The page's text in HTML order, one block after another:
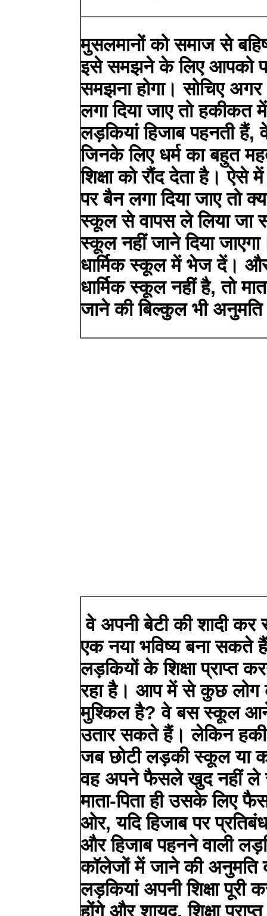
मुसलमानों को समाज से
इसे समझने के लिए आपको
समझना होगा। सोचिए
लगा दिया जाए तो हकीकत
लड़कियां हिजाब पहनती हैं,
जिनके लिए धर्म का बहुत
शिक्षा को रौंद देता है। ऐसे
पर बैन लगा दिया जाए तो
स्कूल से वापस ले लिया
स्कूल नहीं जाने दिया
धार्मिक स्कूल में भेज दें।
धार्मिक स्कूल नहीं है, तो
जाने की बिल्कुल भी
वे अपनी बेटी की शादी
एक नया भविष्य बना
लड़कियों के शिक्षा प्राप्त
रहा है। आप में से कुछ
मुश्किल है? वे बस स्कूल
उतार सकते हैं। लेकिन
जब छोटी लड़की स्कूल या
वह अपने फैसले खुद नहीं ले
माता-पिता ही उसके लिए
ओर, यदि हिजाब पर
और हिजाब पहनने वाली
कॉलेजों में जाने की अनुमति
लड़कियां अपनी शिक्षा पूरी
होंगे और शायद, शिक्षा